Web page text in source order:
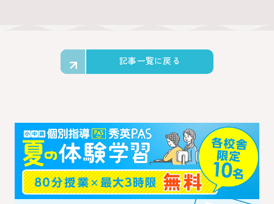
記事一覧に戻る